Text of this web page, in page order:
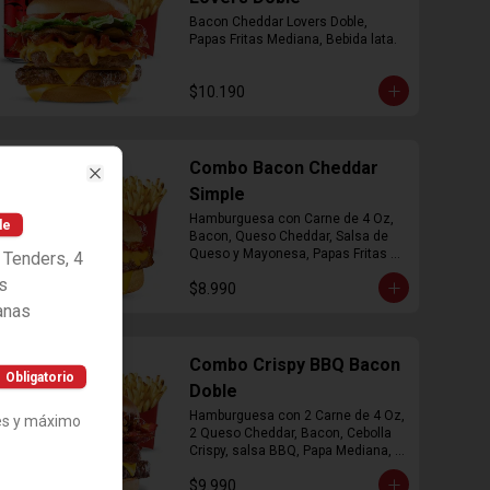
Bacon Cheddar Lovers Doble,
Papas Fritas Mediana, Bebida lata.
$10.190
Combo Bacon Cheddar
Simple
Hamburguesa con Carne de 4 Oz,
Bacon, Queso Cheddar, Salsa de
Queso y Mayonesa, Papas Fritas
$8.990
Combo Crispy BBQ Bacon
Doble
Hamburguesa con 2 Carne de 4 Oz,
2 Queso Cheddar, Bacon, Cebolla
Crispy, salsa BBQ, Papa Mediana,
$9.990
4
Obligatorio
y máximo
Close